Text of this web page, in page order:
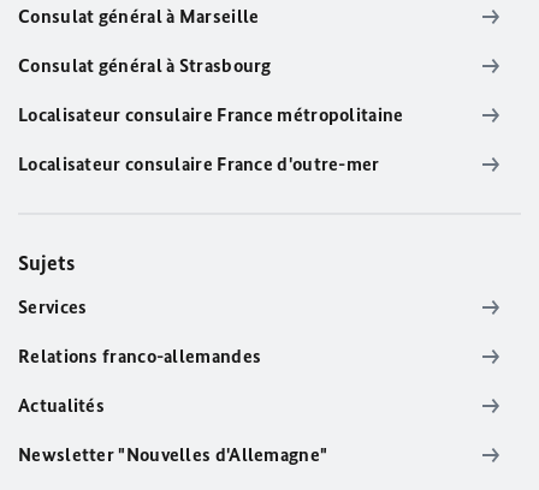
Consulat général à Marseille
Consulat général à Strasbourg
Localisateur consulaire France métropolitaine
Localisateur consulaire France d'outre-mer
Sujets
Services
Relations franco-allemandes
Actualités
Newsletter "Nouvelles d'Allemagne"